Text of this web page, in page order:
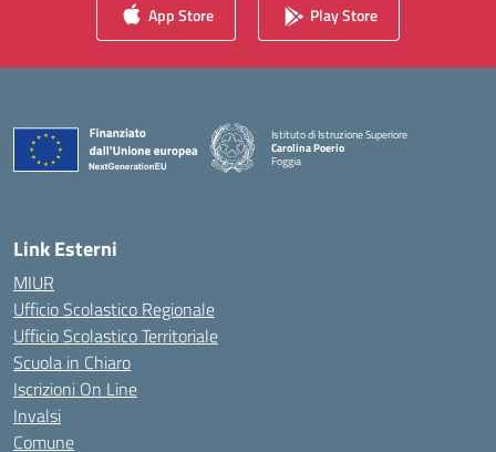
App Store Play Store
Istituto di Istruzione Superiore
Carolina Poerio
Foggia
— Visita la pagina iniziale della scuola
Link Esterni
MIUR
Ufficio Scolastico Regionale
Ufficio Scolastico Territoriale
Scuola in Chiaro
Iscrizioni On Line
Invalsi
Comune